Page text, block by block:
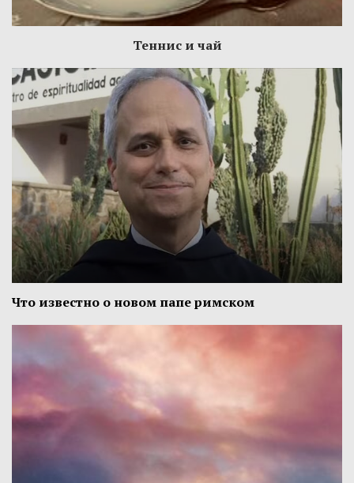
Теннис и чай
Что известно о новом папе римском